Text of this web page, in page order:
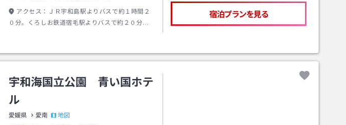
アクセス：
ＪＲ宇和島駅よりバスで約１時間２
０分。くろしお鉄道宿毛駅よりバスで約２０分。
宿泊プランを見る
宇和海国立公園 青い国ホテ
ル
愛媛県 愛南
地図